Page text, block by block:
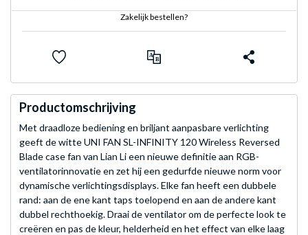
Zakelijk bestellen?
Productomschrijving
Met draadloze bediening en briljant aanpasbare verlichting
geeft de witte UNI FAN SL-INFINITY 120 Wireless Reversed
Blade case fan van Lian Li een nieuwe definitie aan RGB-
ventilatorinnovatie en zet hij een gedurfde nieuwe norm voor
dynamische verlichtingsdisplays. Elke fan heeft een dubbele
rand: aan de ene kant taps toelopend en aan de andere kant
dubbel rechthoekig. Draai de ventilator om de perfecte look te
creëren en pas de kleur, helderheid en het effect van elke laag